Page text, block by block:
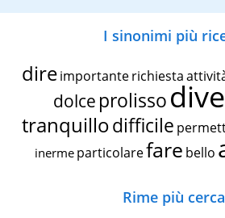
I sinonimi più
dire importante richiesta
dolce prolisso
tranquillodifficile
inerme particolarefare bello
Rime più